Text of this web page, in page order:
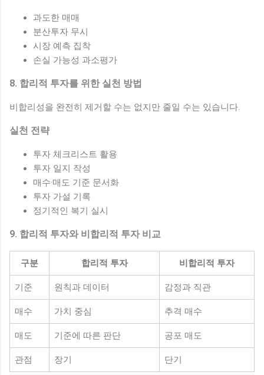
과도한 매매
분산투자 무시
시장 예측 집착
손실 가능성 과소평가
8. 합리적 투자를 위한 실천 방법
비합리성을 완전히 제거할 수는 없지만 줄일 수는 있습니다.
실천 전략
투자 체크리스트 활용
투자 일지 작성
매수·매도 기준 문서화
투자 가설 기록
정기적인 복기 실시
9. 합리적 투자와 비합리적 투자 비교
구분 합리적 투자 비합리적 투자
기준 원칙과 데이터 감정과 직관
매수 가치 중심 추격 매수
매도 기준에 따른 판단 공포 매도
관점 장기 단기